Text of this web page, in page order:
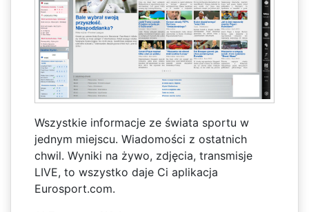
Wszystkie informacje ze świata sportu w
jednym miejscu. Wiadomości z ostatnich
chwil. Wyniki na żywo, zdjęcia, transmisje
LIVE, to wszystko daje Ci aplikacja
Eurosport.com.